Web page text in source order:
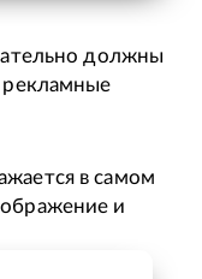
должны
рекламные
в самом
и